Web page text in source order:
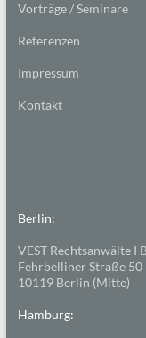
Vorträge / Seminare
Referenzen
Impressum
Kontakt
Berlin:
VEST Rechtsanwälte I
Fehrbelliner Straße 50
10119 Berlin (Mitte)
Hamburg: